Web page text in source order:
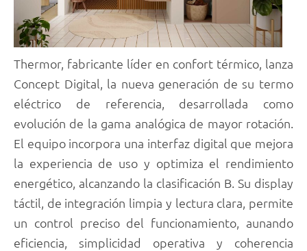
Thermor, fabricante líder en confort térmico, lanza
Concept Digital, la nueva generación de su termo
eléctrico de referencia, desarrollada como
evolución de la gama analógica de mayor rotación.
El equipo incorpora una interfaz digital que mejora
la experiencia de uso y optimiza el rendimiento
energético, alcanzando la clasificación B. Su display
táctil, de integración limpia y lectura clara, permite
un control preciso del funcionamiento, aunando
eficiencia, simplicidad operativa y coherencia